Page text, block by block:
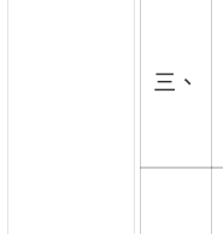
三、